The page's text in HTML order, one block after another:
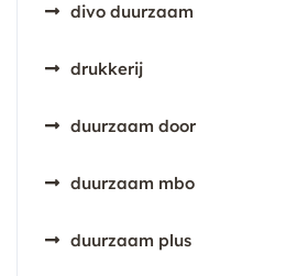
divo duurzaam
drukkerij
duurzaam door
duurzaam mbo
duurzaam plus